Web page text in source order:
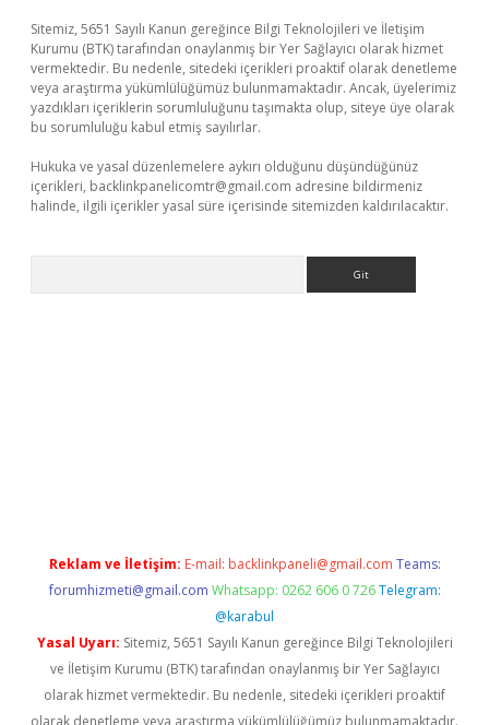
Sitemiz, 5651 Sayılı Kanun gereğince Bilgi Teknolojileri ve İletişim
Kurumu (BTK) tarafından onaylanmış bir Yer Sağlayıcı olarak hizmet
vermektedir. Bu nedenle, sitedeki içerikleri proaktif olarak denetleme
veya araştırma yükümlülüğümüz bulunmamaktadır. Ancak, üyelerimiz
yazdıkları içeriklerin sorumluluğunu taşımakta olup, siteye üye olarak
bu sorumluluğu kabul etmiş sayılırlar.
Hukuka ve yasal düzenlemelere aykırı olduğunu düşündüğünüz
içerikleri, backlinkpanelicomtr@gmail.com adresine bildirmeniz
halinde, ilgili içerikler yasal süre içerisinde sitemizden kaldırılacaktır.
Reklam ve İletişim: E-mail: backlinkpaneli@gmail.com Teams:
forumhizmeti@gmail.com Whatsapp: 0262 606 0 726 Telegram:
@karabul
Yasal Uyarı: Sitemiz, 5651 Sayılı Kanun gereğince Bilgi Teknolojileri
ve İletişim Kurumu (BTK) tarafından onaylanmış bir Yer Sağlayıcı
olarak hizmet vermektedir. Bu nedenle, sitedeki içerikleri proaktif
olarak denetleme veya araştırma yükümlülüğümüz bulunmamaktadır.